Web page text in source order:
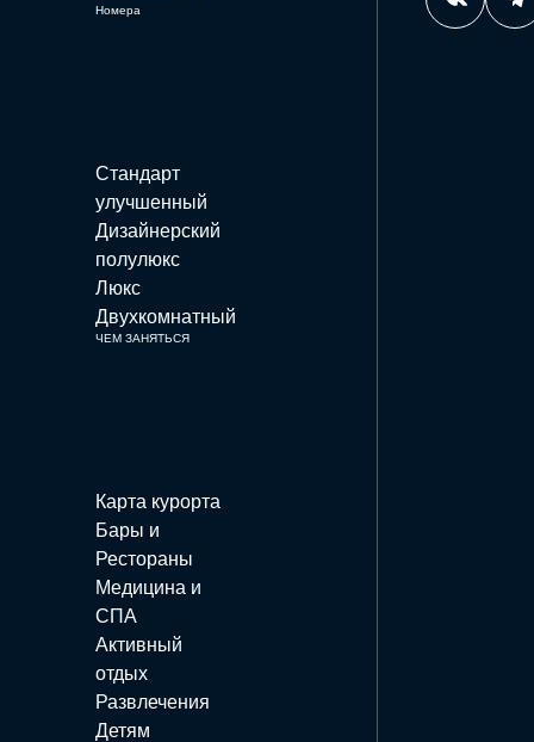
Номера
Стандарт
улучшенный
Дизайнерский
полулюкс
Люкс
Двухкомнатный
ЧЕМ ЗАНЯТЬСЯ
Карта курорта
Бары и
Рестораны
Медицина и
СПА
Активный
отдых
Развлечения
Детям